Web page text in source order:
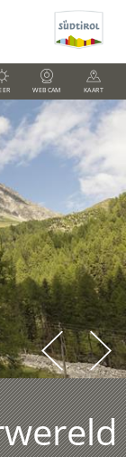
WEBCAM KAART